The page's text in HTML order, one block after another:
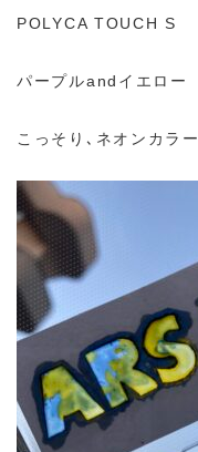
POLYCA TOUCH S
パープルandイエロー
こっそり､ネオンカラー